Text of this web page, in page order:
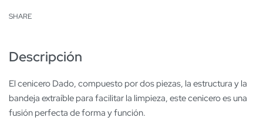
SHARE
Descripción
El cenicero Dado, compuesto por dos piezas, la estructura y la
bandeja extraíble para facilitar la limpieza, este cenicero es una
fusión perfecta de forma y función.